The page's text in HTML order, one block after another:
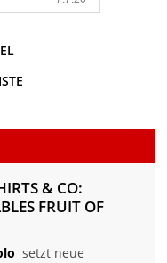
& CO:
FRUIT OF
setzt neue